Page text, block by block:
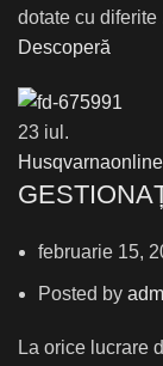
dotate cu diferite
Descoperă
23 iul.
Husqvarnaonline
februarie 15,
Posted by
La orice lucrare